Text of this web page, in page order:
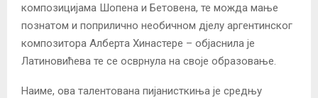
композицијама Шопена и Бетовена, те можда мање
познатом и поприлично необичном дјелу аргентинског
композитора Алберта Хинастере – објаснила је
Латиновићева те се осврнула на своје образовање.
Наиме, ова талентована пијанисткиња је средњу